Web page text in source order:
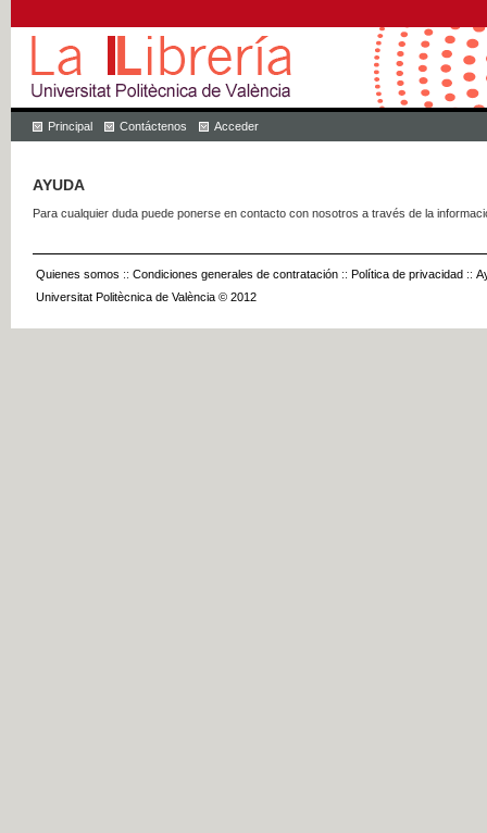
Principal Contáctenos Acceder
AYUDA
Para cualquier duda puede ponerse en contacto con nosotros a través de la
Quienes somos :: Condiciones generales de contratación :: Política de privacidad ::
Universitat Politècnica de València © 2012